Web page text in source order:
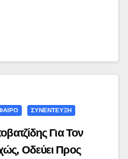
ΣΥΝΕΝΤΕΥΞΗ
Για Τον
Οδεύει Προς